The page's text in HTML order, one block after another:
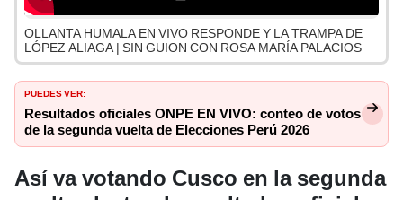
OLLANTA HUMALA EN VIVO RESPONDE Y LA TRAMPA DE
LÓPEZ ALIAGA | SIN GUION CON ROSA MARÍA PALACIOS
PUEDES VER:
Resultados oficiales ONPE EN VIVO: conteo de votos
de la segunda vuelta de Elecciones Perú 2026
Así va votando Cusco en la segunda